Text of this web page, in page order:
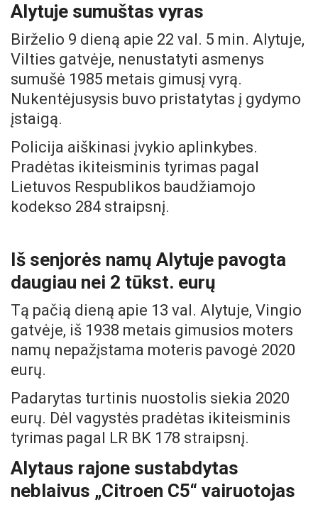
Alytuje sumuštas vyras
Birželio 9 dieną apie 22 val. 5 min. Alytuje,
Vilties gatvėje, nenustatyti asmenys
sumušė 1985 metais gimusį vyrą.
Nukentėjusysis buvo pristatytas į gydymo
įstaigą.
Policija aiškinasi įvykio aplinkybes.
Pradėtas ikiteisminis tyrimas pagal
Lietuvos Respublikos baudžiamojo
kodekso 284 straipsnį.
Iš senjorės namų Alytuje pavogta
daugiau nei 2 tūkst. eurų
Tą pačią dieną apie 13 val. Alytuje, Vingio
gatvėje, iš 1938 metais gimusios moters
namų nepažįstama moteris pavogė 2020
eurų.
Padarytas turtinis nuostolis siekia 2020
eurų. Dėl vagystės pradėtas ikiteisminis
tyrimas pagal LR BK 178 straipsnį.
Alytaus rajone sustabdytas
neblaivus „Citroen C5“ vairuotojas